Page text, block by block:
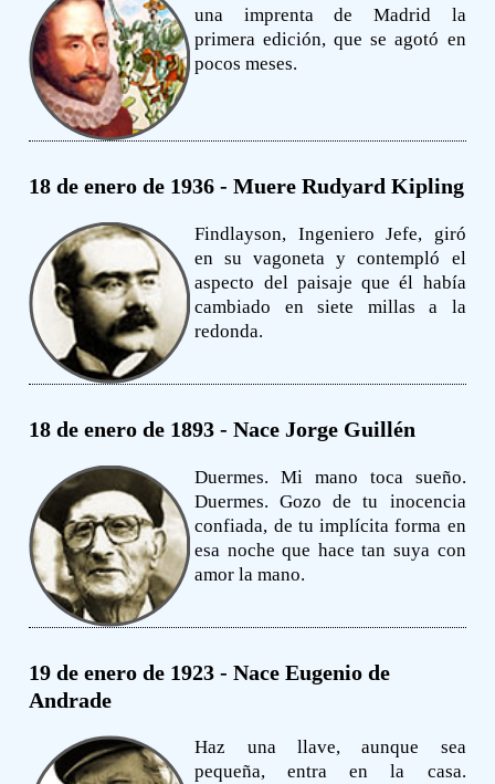
una imprenta de Madrid la
primera edición, que se agotó en
pocos meses.
18 de enero de 1936 - Muere Rudyard Kipling
Findlayson, Ingeniero Jefe, giró
en su vagoneta y contempló el
aspecto del paisaje que él había
cambiado en siete millas a la
redonda.
18 de enero de 1893 - Nace Jorge Guillén
Duermes. Mi mano toca sueño.
Duermes. Gozo de tu inocencia
confiada, de tu implícita forma en
esa noche que hace tan suya con
amor la mano.
19 de enero de 1923 - Nace Eugenio de
Andrade
Haz una llave, aunque sea
pequeña, entra en la casa.